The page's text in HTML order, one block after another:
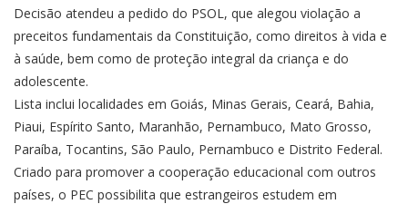
Decisão atendeu a pedido do PSOL, que alegou violação a
preceitos fundamentais da Constituição, como direitos à vida e
à saúde, bem como de proteção integral da criança e do
adolescente.
Lista inclui localidades em Goiás, Minas Gerais, Ceará, Bahia,
Piaui, Espírito Santo, Maranhão, Pernambuco, Mato Grosso,
Paraíba, Tocantins, São Paulo, Pernambuco e Distrito Federal.
Criado para promover a cooperação educacional com outros
países, o PEC possibilita que estrangeiros estudem em